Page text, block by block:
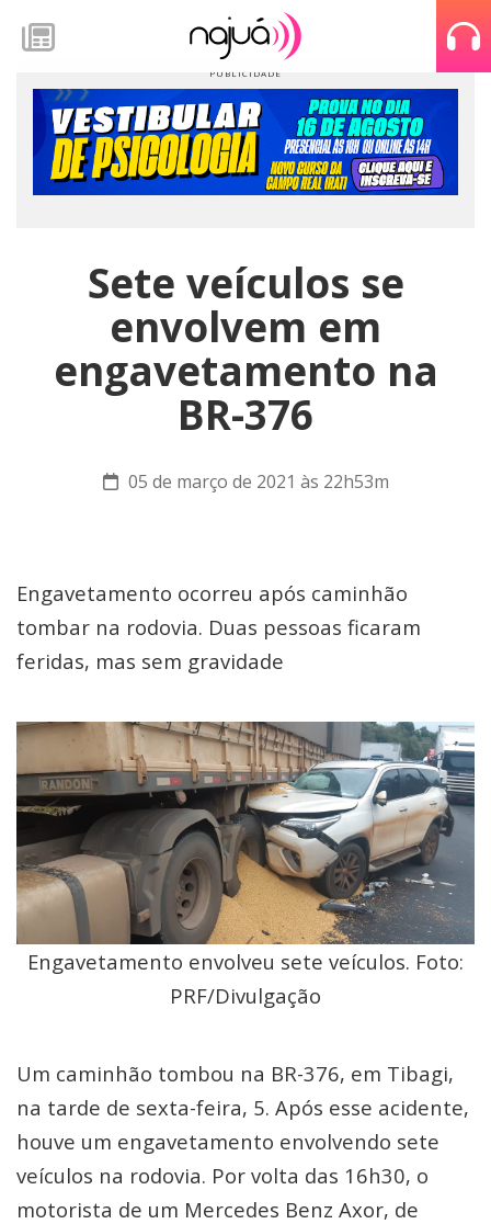
Sete veículos se
envolvem em
engavetamento na
BR-376
05 de março de 2021 às 22h53m
Engavetamento ocorreu após caminhão
tombar na rodovia. Duas pessoas ficaram
feridas, mas sem gravidade
Engavetamento envolveu sete veículos. Foto:
PRF/Divulgação
Um caminhão tombou na BR-376, em Tibagi,
na tarde de sexta-feira, 5. Após esse acidente,
houve um engavetamento envolvendo sete
veículos na rodovia. Por volta das 16h30, o
motorista de um Mercedes Benz Axor, de